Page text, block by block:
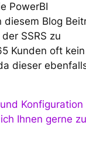
PowerBI
diesem Blog
SSRS zu
Kunden oft kein
dieser
Konfiguration
Ihnen gerne